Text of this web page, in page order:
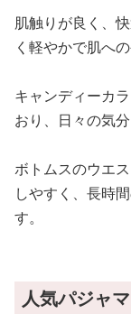
肌触りが良く、
く軽やかで肌へ
キャンディーカ
おり、日々の気
ボトムスのウエ
しやすく、長時
す。
人気パジャ